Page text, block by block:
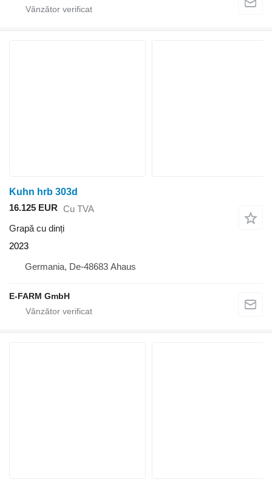
Kuhn hrb 303d
16.125 EUR Cu TVA
Grapă cu dinți
2023
Germania, De-48683 Ahaus
E-FARM GmbH